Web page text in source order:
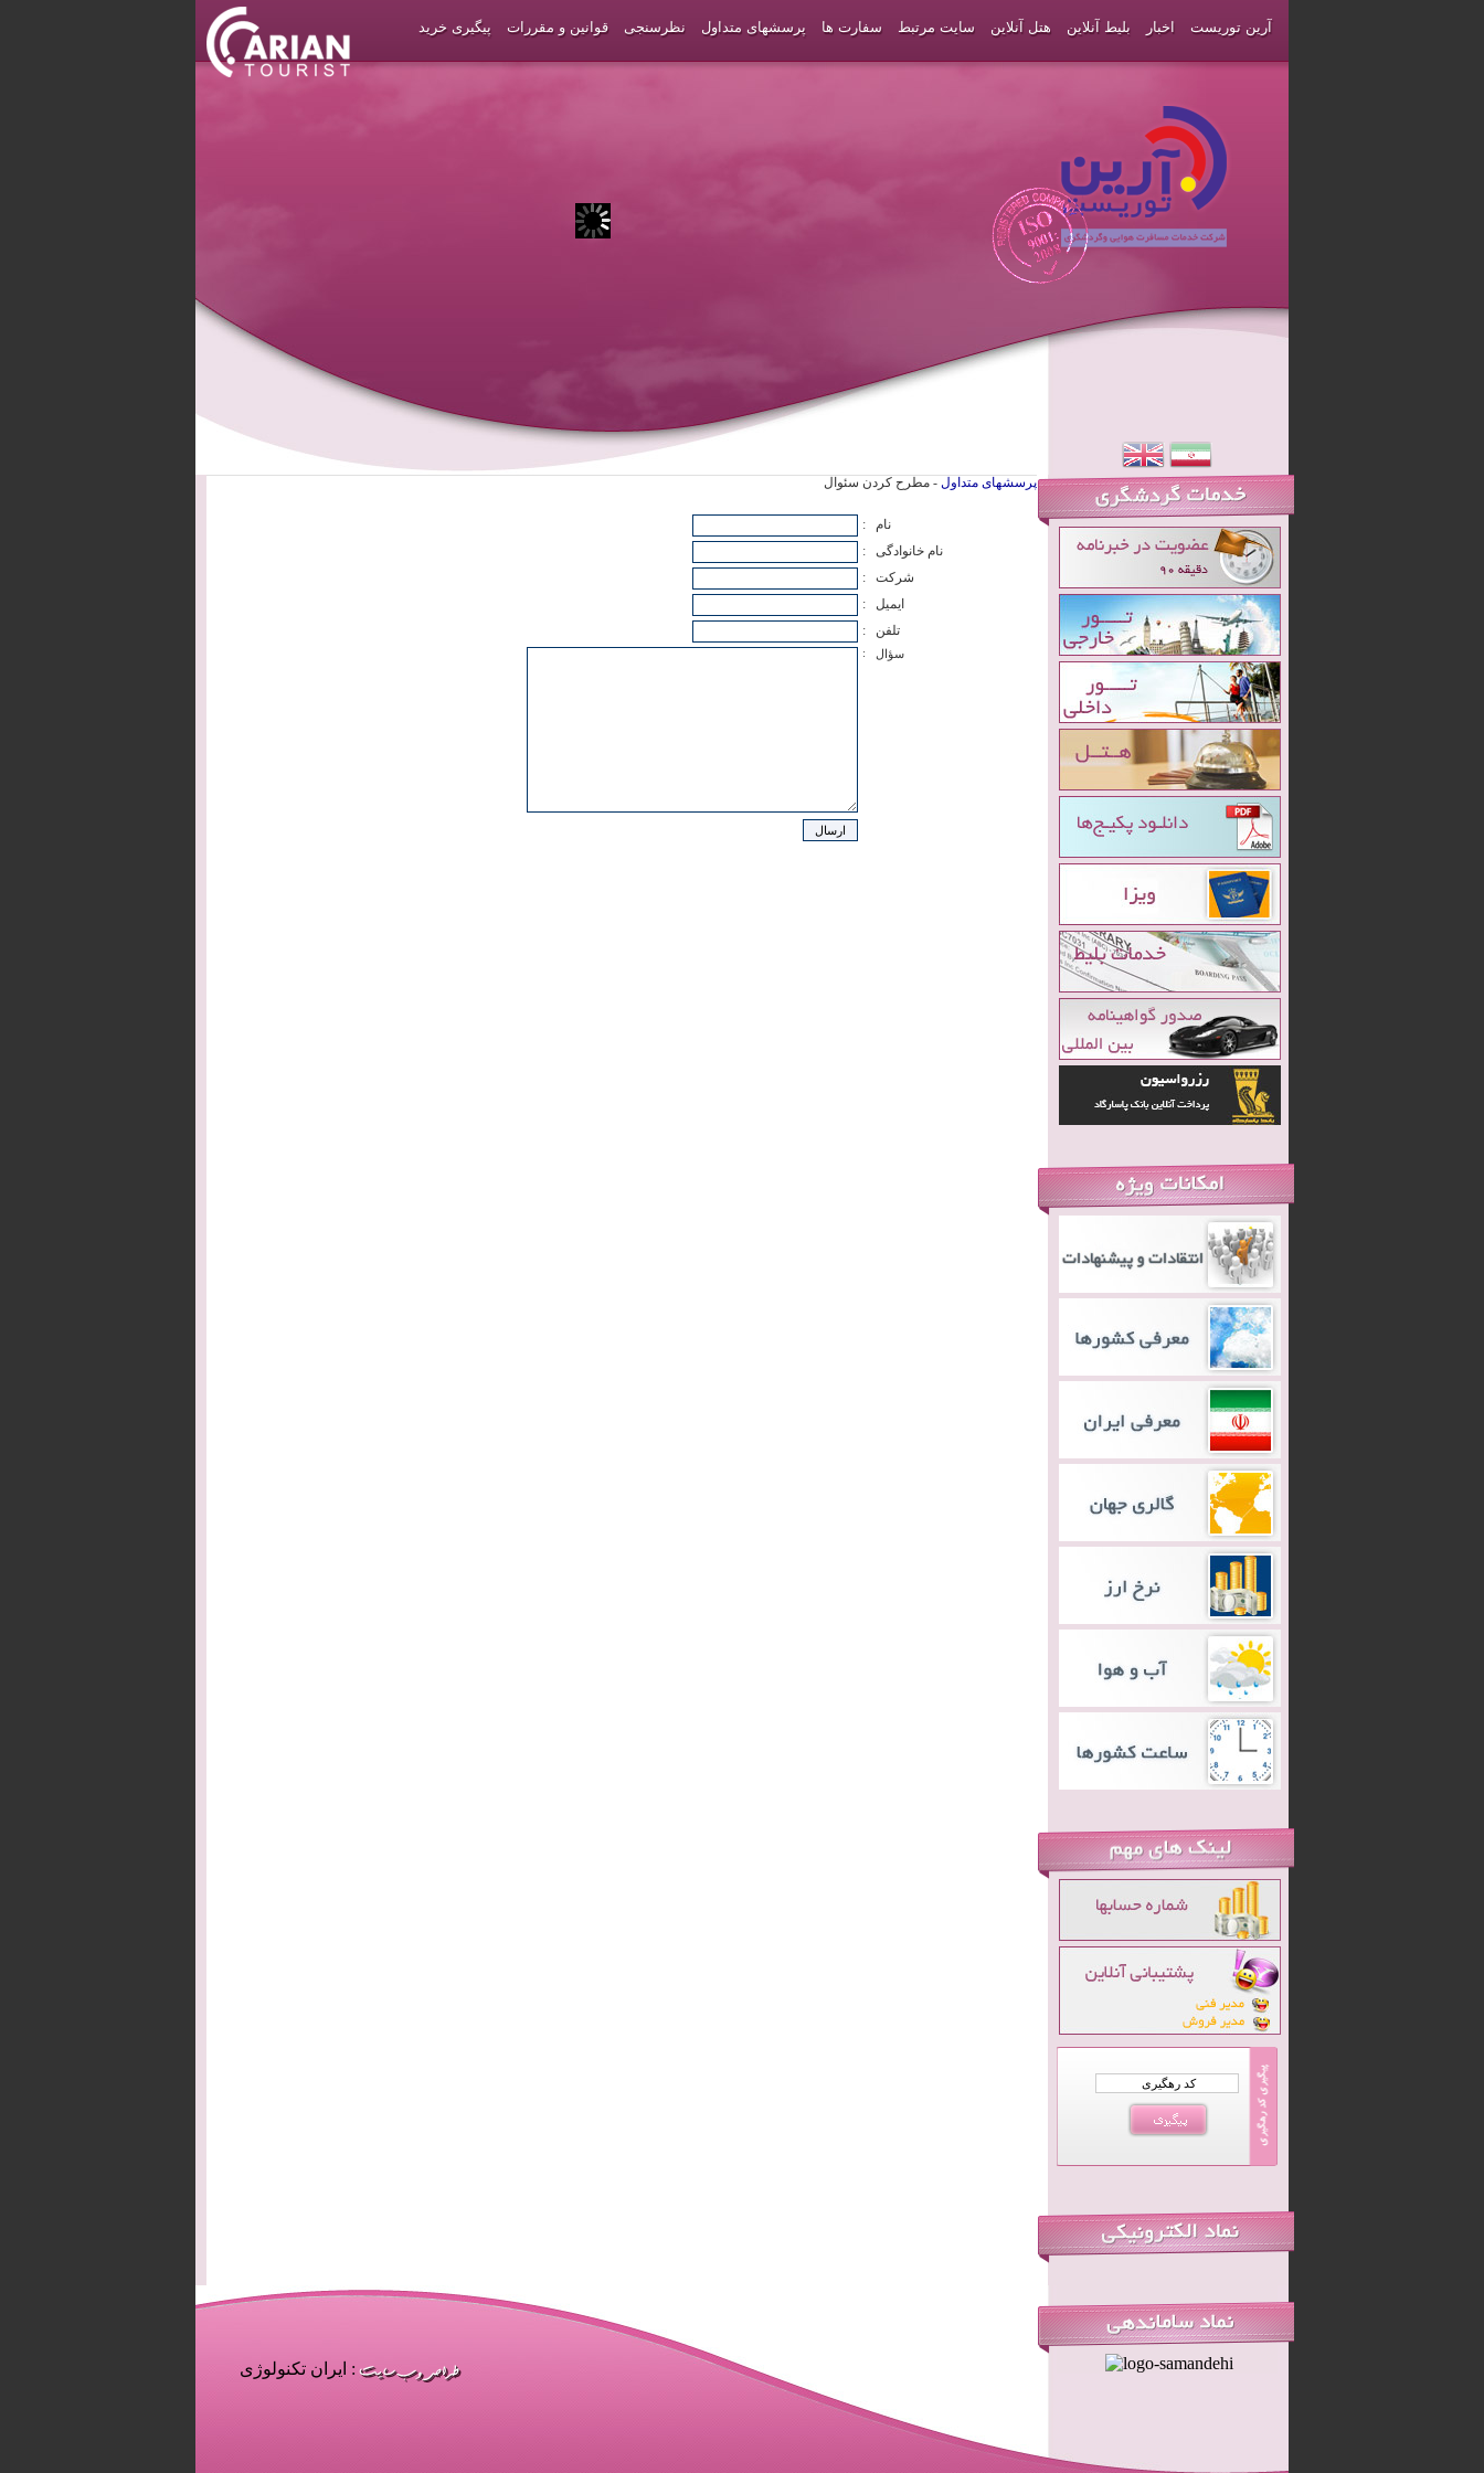
آرین توریست اخبار بلیط آنلاین هتل آنلاین سایت مرتبط سفارت ها پرسشهای متداول نظرسنجی قوانین و مقررات پیگیری خرید
پرسشهای متداول - مطرح کردن سئوال
:
نام
:
نام خانوادگی
:
شرکت
:
ایمیل
:
تلفن
: سؤال
: ایران تکنولوژی